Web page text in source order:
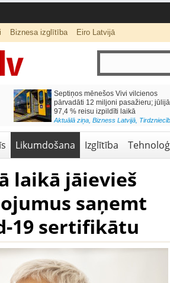
Biznesa izglītība Eiro Latvijā
Septiņos mēnešos Vivi vilcienos
pārvadāti 12 miljoni pasažieru; jūlijā
97,4 % reisu izpildīti laikā
Aktuālā ziņa,Bizness Latvijā,Tirdzniecība
Likumdošana Izglītība
laikā jāievieš
saņemt
19 sertifikātu